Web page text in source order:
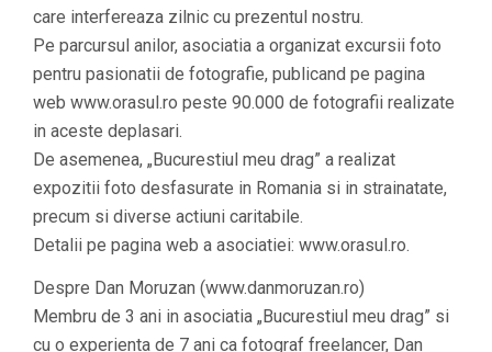
care interfereaza zilnic cu prezentul nostru.
Pe parcursul anilor, asociatia a organizat excursii foto
pentru pasionatii de fotografie, publicand pe pagina
web www.orasul.ro peste 90.000 de fotografii realizate
in aceste deplasari.
De asemenea, „Bucurestiul meu drag” a realizat
expozitii foto desfasurate in Romania si in strainatate,
precum si diverse actiuni caritabile.
Detalii pe pagina web a asociatiei: www.orasul.ro.
Despre Dan Moruzan (www.danmoruzan.ro)
Membru de 3 ani in asociatia „Bucurestiul meu drag” si
cu o experienta de 7 ani ca fotograf freelancer, Dan